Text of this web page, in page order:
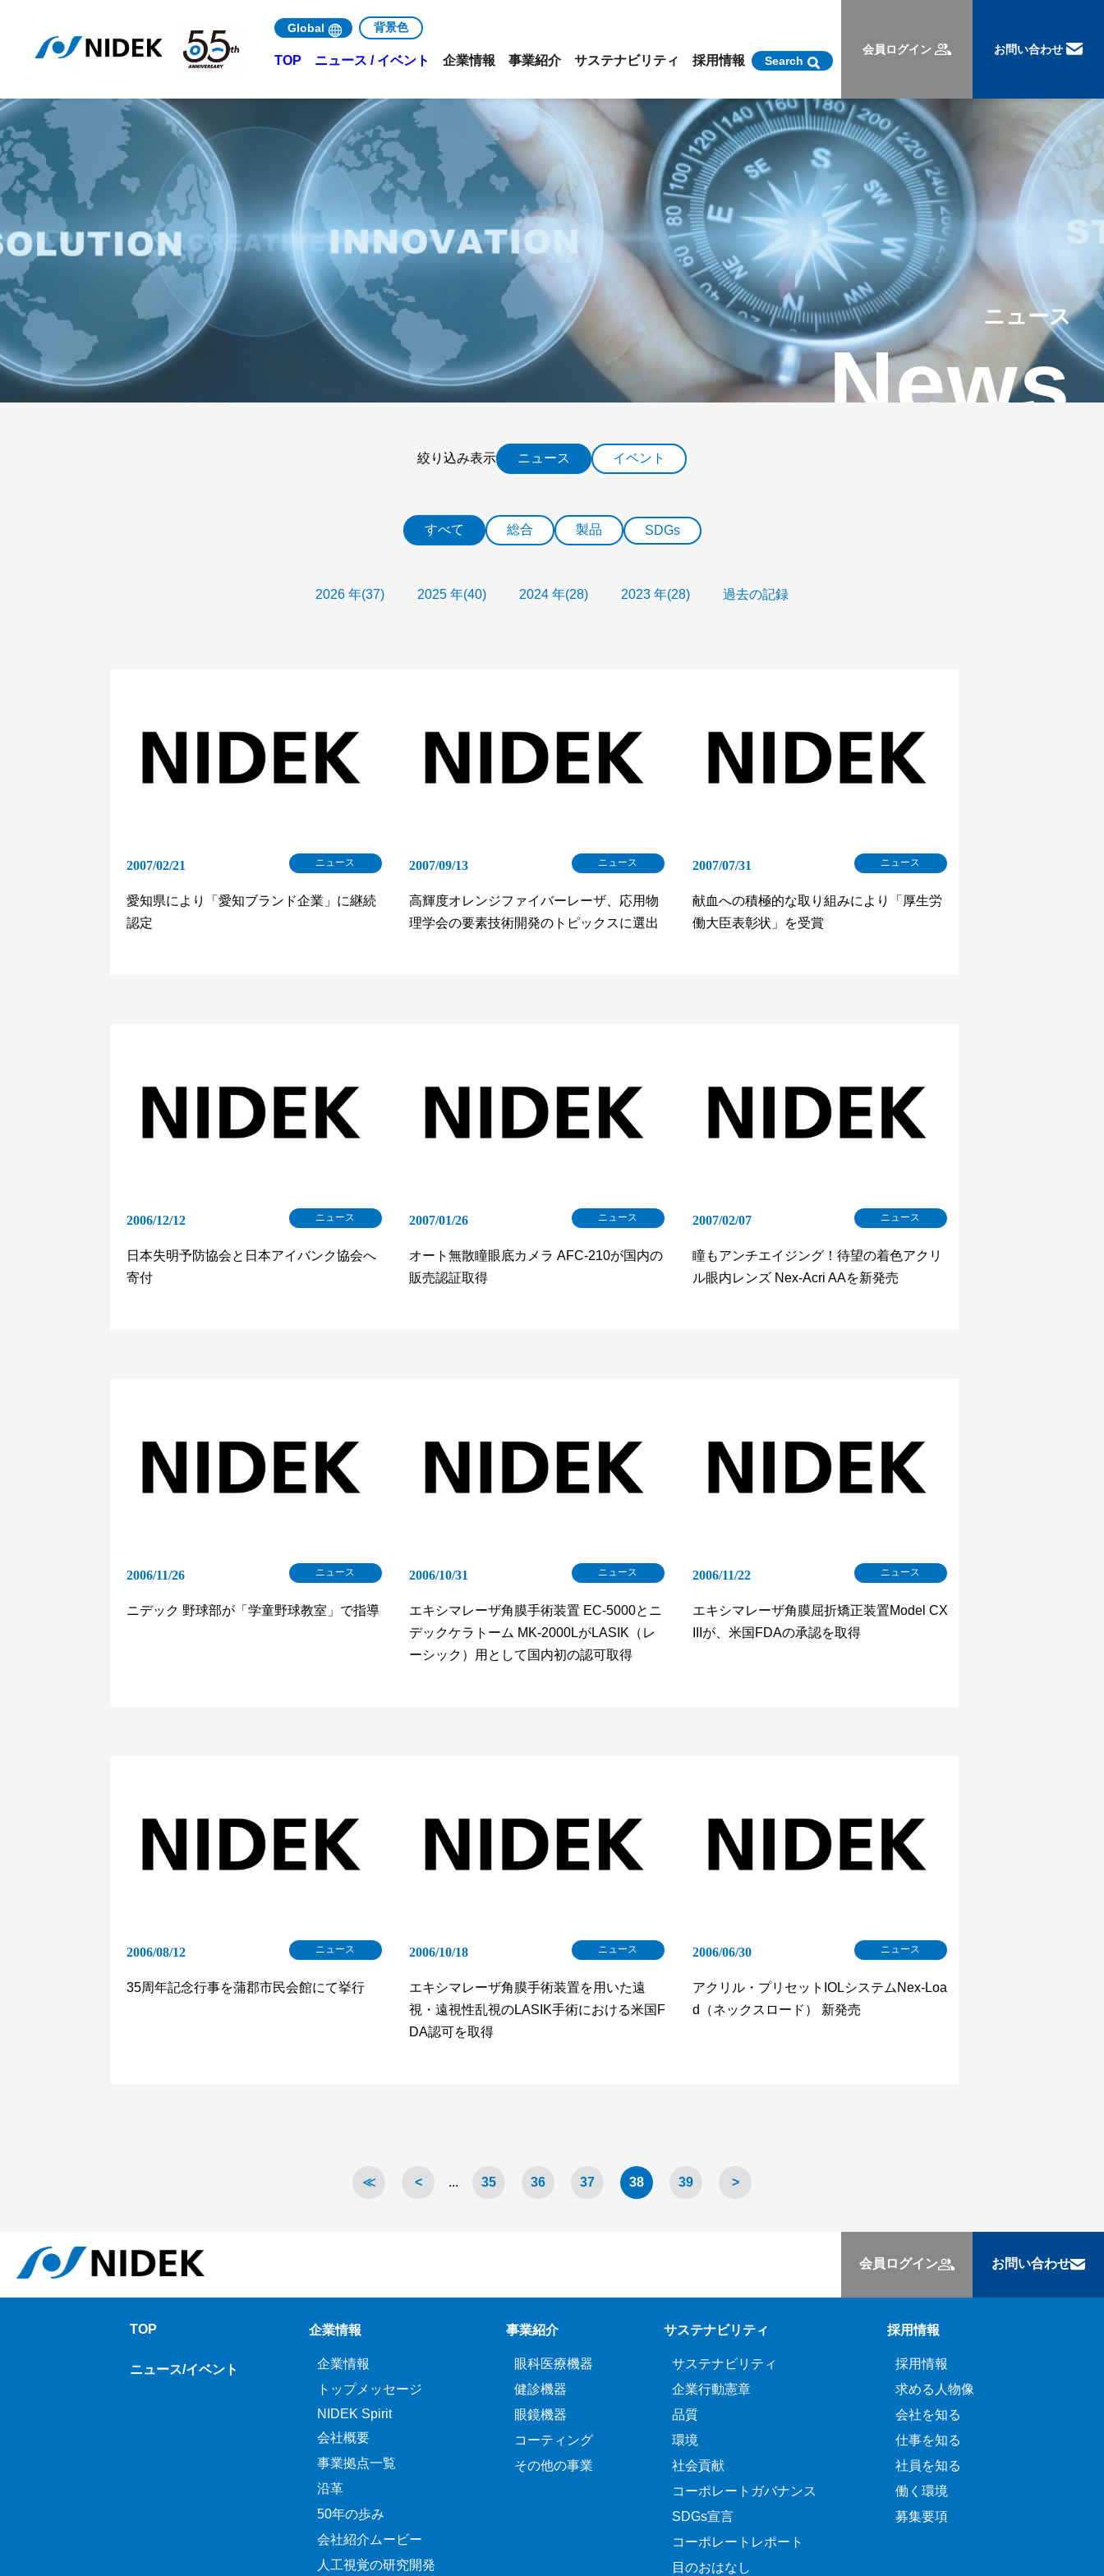
Global 背景色
TOP ニュース / イベント 企業情報 事業紹介 サステナビリティ 採用情報 Search
会員ログイン お問い合わせ
ニュース
News
絞り込み表示 ニュース イベント
すべて 総合 製品 SDGs
2026 年(37) 2025 年(40) 2024 年(28) 2023 年(28) 過去の記録
2007/02/21 ニュース
愛知県により「愛知ブランド企業」に継続
認定
2007/09/13 ニュース
高輝度オレンジファイバーレーザ、応用物
理学会の要素技術開発のトピックスに選出
2007/07/31 ニュース
献血への積極的な取り組みにより「厚生労
働大臣表彰状」を受賞
2006/12/12 ニュース
日本失明予防協会と日本アイバンク協会へ
寄付
2007/01/26 ニュース
オート無散瞳眼底カメラ AFC-210が国内の
販売認証取得
2007/02/07 ニュース
瞳もアンチエイジング！待望の着色アクリ
ル眼内レンズ Nex-Acri AAを新発売
2006/11/26 ニュース
ニデック 野球部が「学童野球教室」で指導
2006/10/31 ニュース
エキシマレーザ角膜手術装置 EC-5000とニ
デックケラトーム MK-2000LがLASIK（レ
ーシック）用として国内初の認可取得
2006/11/22 ニュース
エキシマレーザ角膜屈折矯正装置Model CX
IIIが、米国FDAの承認を取得
2006/08/12 ニュース
35周年記念行事を蒲郡市民会館にて挙行
2006/10/18 ニュース
エキシマレーザ角膜手術装置を用いた遠
視・遠視性乱視のLASIK手術における米国F
DA認可を取得
2006/06/30 ニュース
アクリル・プリセットIOLシステムNex-Loa
d（ネックスロード） 新発売
≪ < ... 35 36 37 38 39 >
会員ログイン お問い合わせ
TOP
ニュース/イベント
企業情報
企業情報
トップメッセージ
NIDEK Spirit
会社概要
事業拠点一覧
沿革
50年の歩み
会社紹介ムービー
人工視覚の研究開発
事業紹介
眼科医療機器
健診機器
眼鏡機器
コーティング
その他の事業
サステナビリティ
サステナビリティ
企業行動憲章
品質
環境
社会貢献
コーポレートガバナンス
SDGs宣言
コーポレートレポート
目のおはなし
採用情報
採用情報
求める人物像
会社を知る
仕事を知る
社員を知る
働く環境
募集要項